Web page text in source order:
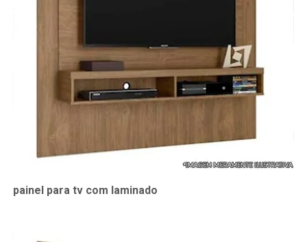
painel para tv com laminado